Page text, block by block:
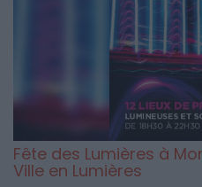
Fête des Lumières à
Ville en Lumières